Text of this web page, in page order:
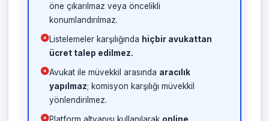
öne çıkarılmaz veya öncelikli
konumlandırılmaz.
Listelemeler karşılığında hiçbir avukattan
ücret talep edilmez.
Avukat ile müvekkil arasında aracılık
yapılmaz; komisyon karşılığı müvekkil
yönlendirilmez.